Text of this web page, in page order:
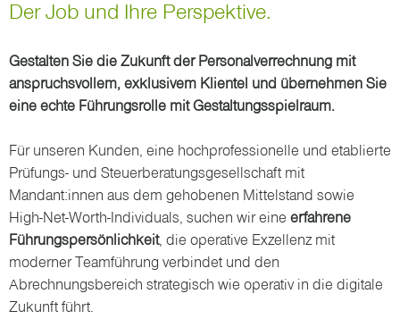
Der Job und Ihre Perspektive.
Gestalten Sie die Zukunft der Personalverrechnung mit
anspruchsvollem, exklusivem Klientel und übernehmen Sie
eine echte Führungsrolle mit Gestaltungsspielraum.
Für unseren Kunden, eine hochprofessionelle und etablierte
Prüfungs- und Steuerberatungsgesellschaft mit
Mandant:innen aus dem gehobenen Mittelstand sowie
High-Net-Worth-Individuals, suchen wir eine erfahrene
Führungspersönlichkeit, die operative Exzellenz mit
moderner Teamführung verbindet und den
Abrechnungsbereich strategisch wie operativ in die digitale
Zukunft führt.